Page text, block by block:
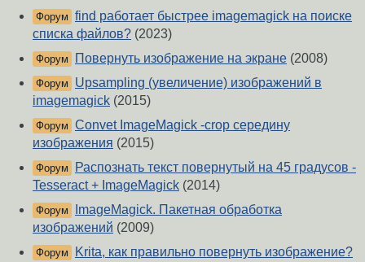
Форум find работает быстрее imagemagick на поиске
списка файлов? (2023)
Форум Повернуть изображение на экране (2008)
Форум
Upsampling (увеличение) изображений в
imagemagick (2015)
Форум Convet ImageMagick -crop середину
изображения (2015)
Форум
Распознать текст повернутый на 45 градусов -
Tesseract + ImageMagick (2014)
Форум
ImageMagick. Пакетная обработка
изображений (2009)
Форум
Krita, как правильно повернуть изображение?